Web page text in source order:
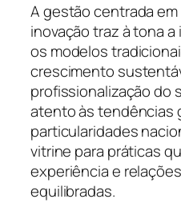
A gestão centrada
inovação traz à tona
os modelos
crescimento
profissionalização do
atento às tendências
particularidades
vitrine para práticas
experiência e
equilibradas.